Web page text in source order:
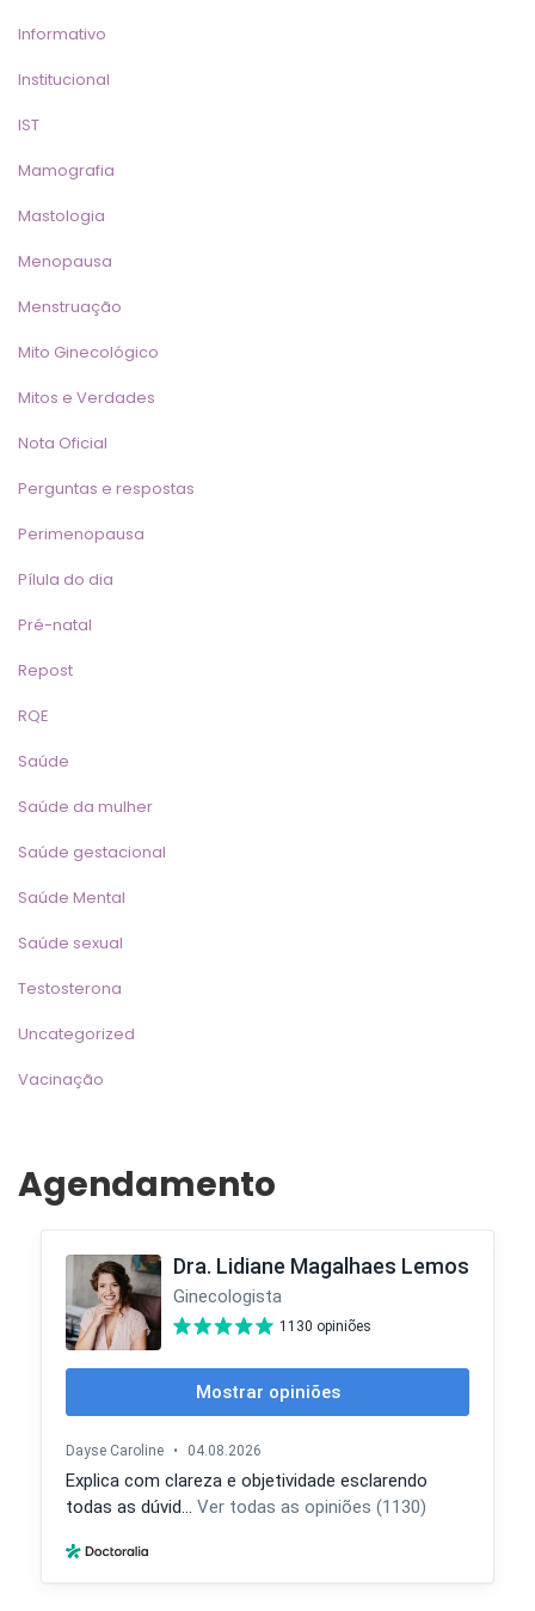
Informativo
Institucional
IST
Mamografia
Mastologia
Menopausa
Menstruação
Mito Ginecológico
Mitos e Verdade
Nota Oficial
Perguntas e resposta
Perimenopausa
Pílula do dia
Pré-natal
Repost
RQE
Saúde
Saúde da mulher
Saúde gestacional
Saúde Mental
Saúde sexual
Testosterona
Uncategorized
Vacinação
Agendamento